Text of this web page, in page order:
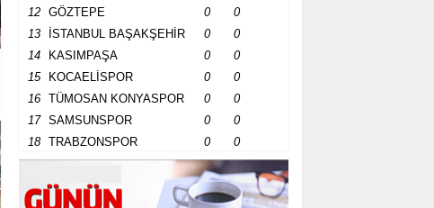
12
GÖZTEPE 0
0
13
İSTANBUL BAŞAKŞEHİR 0
0
14
KASIMPAŞA 0
0
15
KOCAELİSPOR 0
0
16
TÜMOSAN KONYASPOR 0
0
17
SAMSUNSPOR 0
0
18
TRABZONSPOR 0 0